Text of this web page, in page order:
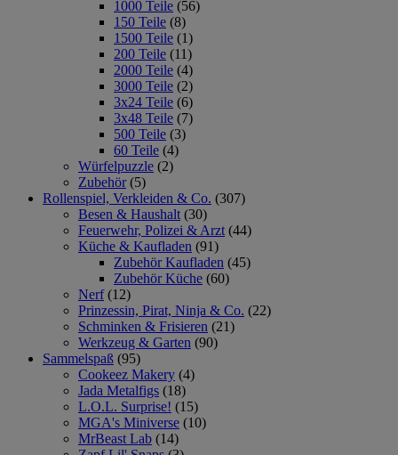
1000 Teile (56)
150 Teile (8)
1500 Teile (1)
200 Teile (11)
2000 Teile (4)
3000 Teile (2)
3x24 Teile (6)
3x48 Teile (7)
500 Teile (3)
60 Teile (4)
Würfelpuzzle (2)
Zubehör (5)
Rollenspiel, Verkleiden & Co. (307)
Besen & Haushalt (30)
Feuerwehr, Polizei & Arzt (44)
Küche & Kaufladen (91)
Zubehör Kaufladen (45)
Zubehör Küche (60)
Nerf (12)
Prinzessin, Pirat, Ninja & Co. (22)
Schminken & Frisieren (21)
Werkzeug & Garten (90)
Sammelspaß (95)
Cookeez Makery (4)
Jada Metalfigs (18)
L.O.L. Surprise! (15)
MGA's Miniverse (10)
MrBeast Lab (14)